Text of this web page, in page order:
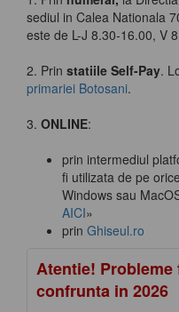
sediul in Calea Nationala
este de L-J 8.30-16.00, V
2. Prin statiile Self-Pay.
primariei Botosani.
3. ONLINE:
prin intermediul
fi utilizata de pe
Windows sau
AICI»
prin Ghiseul.ro
Atentie!
confrunta in 2026